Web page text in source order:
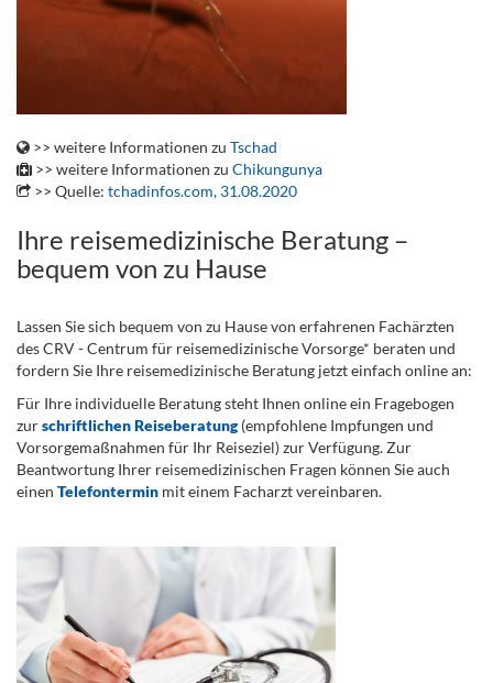
>> weitere Informationen zu Tschad
>> weitere Informationen zu Chikungunya
>> Quelle: tchadinfos.com, 31.08.2020
Ihre reisemedizinische Beratung –
bequem von zu Hause
Lassen Sie sich bequem von zu Hause von erfahrenen Fachärzten
des CRV - Centrum für reisemedizinische Vorsorge* beraten und
fordern Sie Ihre reisemedizinische Beratung jetzt einfach online an:
Für Ihre individuelle Beratung steht Ihnen online ein Fragebogen
zurschriftlichen Reiseberatung(empfohlene Impfungen und
Vorsorgemaßnahmen für Ihr Reiseziel) zur Verfügung. Zur
Beantwortung Ihrer reisemedizinischen Fragen können Sie auch
einen Telefontermin mit einem Facharzt vereinbaren.